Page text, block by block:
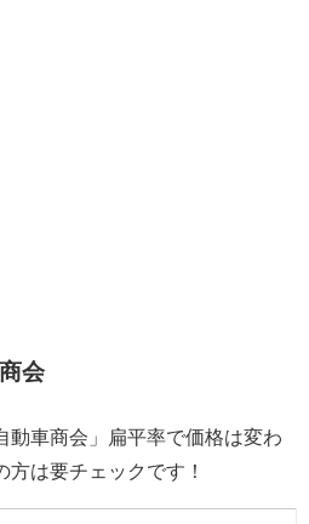
会
動車商会」扁平率で価格は変わ
は要チェックです！